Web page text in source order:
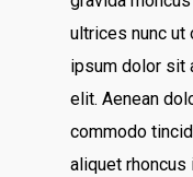
ultrices nunc ut
ipsum dolor sit
elit. Aenean
commodo
aliquet